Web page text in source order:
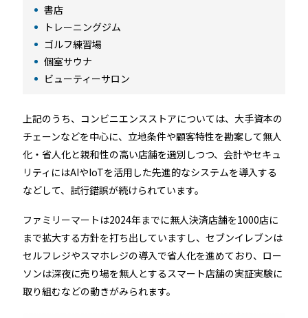
書店
トレーニングジム
ゴルフ練習場
個室サウナ
ビューティーサロン
上記のうち、コンビニエンスストアについては、大手資本の
チェーンなどを中心に、立地条件や顧客特性を勘案して無人
化・省人化と親和性の高い店舗を選別しつつ、会計やセキュ
リティにはAIやIoTを活用した先進的なシステムを導入する
などして、試行錯誤が続けられています。
ファミリーマートは2024年までに無人決済店舗を1000店に
まで拡大する方針を打ち出していますし、セブンイレブンは
セルフレジやスマホレジの導入で省人化を進めており、ロー
ソンは深夜に売り場を無人とするスマート店舗の実証実験に
取り組むなどの動きがみられます。